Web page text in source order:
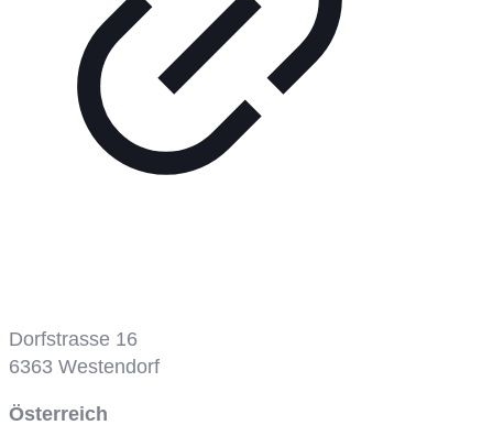
Dorfstrasse 16
6363 Westendorf
Österreich